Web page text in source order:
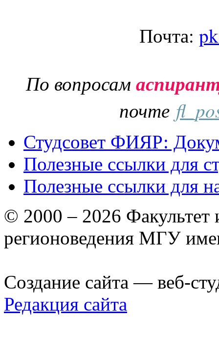
Почта:
По вопросам
почте
Студсовет ФИЯР:
Полезные ссылки для
Полезные ссылки для
© 2000 – 2026 Факультет
регионоведения МГУ
Создание сайта — веб-
Редакция сайта